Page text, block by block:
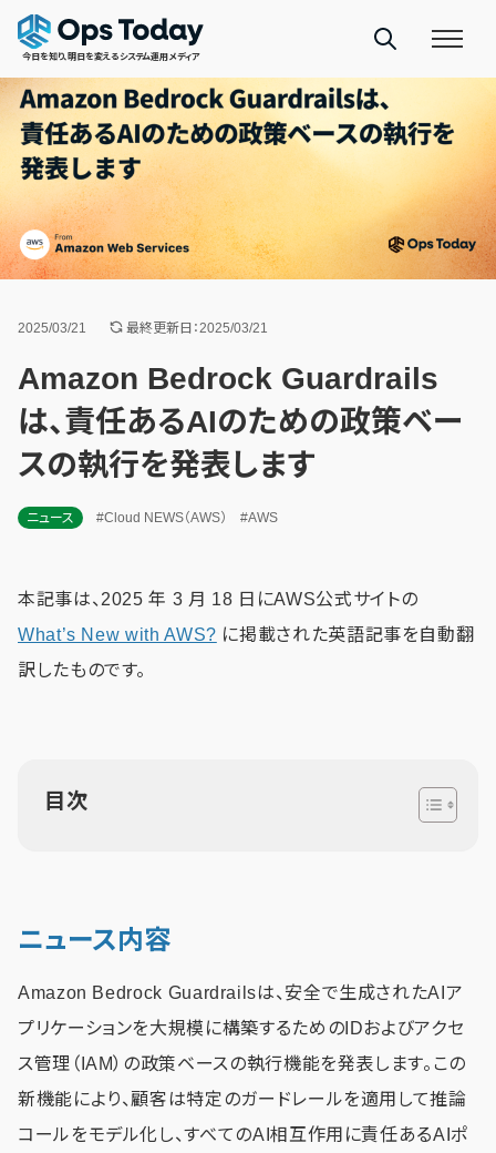
今日を知り、明日を変えるシステム運用メディア
2025/03/21 最終更新日：2025/03/21
Amazon Bedrock Guardrails
は、責任あるAIのための政策ベー
スの執行を発表します
ニュース #Cloud NEWS（AWS） #AWS
本記事は、2025 年 3 月 18 日にAWS公式サイトの
What’s New with AWS? に掲載された英語記事を自動翻
訳したものです。
目次
ニュース内容
Amazon Bedrock Guardrailsは、安全で生成されたAIア
プリケーションを大規模に構築するためのIDおよびアクセ
ス管理（IAM）の政策ベースの執行機能を発表します。この
新機能により、顧客は特定のガードレールを適用して推論
コールをモデル化し、すべてのAI相互作用に責任あるAIポ